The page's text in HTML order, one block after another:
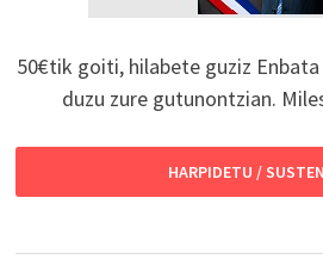
50€tik goiti, hilabete guziz
duzu zure gutunontzian.
HARPIDETU /